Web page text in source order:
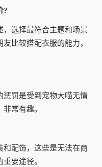
?
，选择最符合主题和场景
比较搭配衣服的能力，
惩罚是受到宠物大喵无情
常有趣。
和配饰，这些是无法在商
要途径。